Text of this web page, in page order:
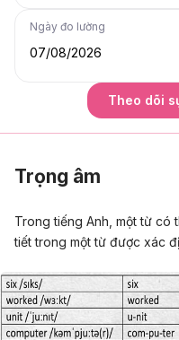
Ngày đo lường
07/08/2026
Theo dõi
Trọng âm
Trong tiếng Anh, một từ có
tiết trong một từ được xác